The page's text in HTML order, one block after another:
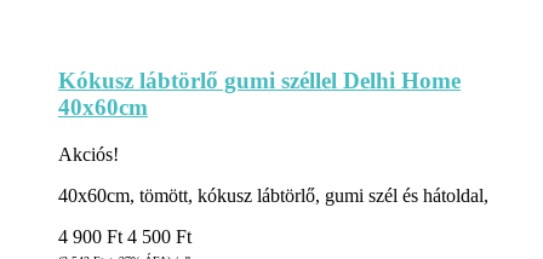
Kókusz lábtörlő gumi széllel Delhi Home
40x60cm
Akciós!
40x60cm, tömött, kókusz lábtörlő, gumi szél és hátoldal,
4 900 Ft 4 500 Ft